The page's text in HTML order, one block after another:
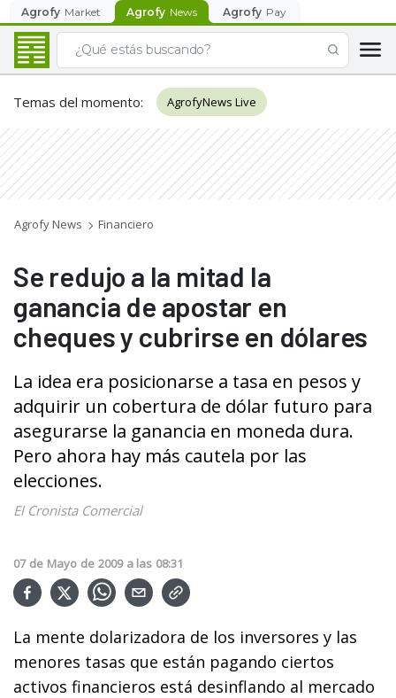
Agrofy Market Agrofy News Agrofy Pay
Temas del momento: AgrofyNews Live
Agrofy News Financiero
Se redujo a la mitad la
ganancia de apostar en
cheques y cubrirse en dólares
La idea era posicionarse a tasa en pesos y
adquirir un cobertura de dólar futuro para
asegurarse la ganancia en moneda dura.
Pero ahora hay más cautela por las
elecciones.
El Cronista Comercial
07 de Mayo de 2009 a las 08:31
La mente dolarizadora de los inversores y las
menores tasas que están pagando ciertos
activos financieros está desinflando al mercado